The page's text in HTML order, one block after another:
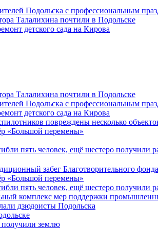
Подольска с профессиональным
Талалихина почтили в Подольске
детского сада на Кирова
Талалихина почтили в Подольске
Подольска с профессиональным
детского сада на Кирова
повреждены несколько
«Большой перемены»
пять человек, ещё шестеро получили
забег Благотворительного
«Большой перемены»
пять человек, ещё шестеро получили
комплекс мер поддержки
дзюдоисты Подольска
землю